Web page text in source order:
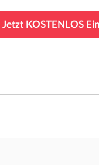
Jetzt KOSTENLOS